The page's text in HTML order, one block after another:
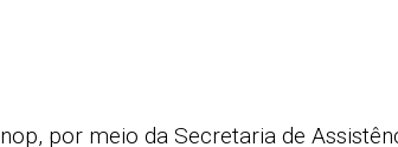
por meio da Secretaria de